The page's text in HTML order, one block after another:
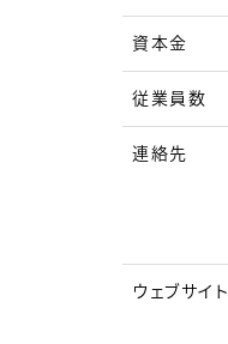
資本金
従業員数
連絡先
ウェブサイト